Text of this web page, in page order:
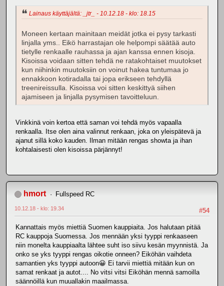
Lainaus käyttäjältä: _jtr_ - 10.12.18 - klo: 18.15
Moneen kertaan mainitaan meidät jotka ei pysy tarkasti
linjalla yms.. Eikö harrastajan ole helpompi säätää auto
tietylle renkaalle rauhassa ja ajan kanssa ennen kisoja.
Kisoissa voidaan sitten tehdä ne ratakohtaiset muutokset
kun niihinkin muutoksiin on voinut hakea tuntumaa jo
ennakkoon kotiradalla tai jopa erikseen tehdyllä
treenireissulla. Kisoissa voi sitten keskittyä siihen
ajamiseen ja linjalla pysymisen tavoitteluun.
Vinkkinä voin kertoa että saman voi tehdä myös vapaalla
renkaalla. Itse olen aina valinnut renkaan, joka on yleispätevä ja
ajanut sillä koko kauden. Ilman mitään rengas showta ja ihan
kohtalaisesti olen kisoissa pärjännyt!
hmort Fullspeed RC
#54
10.12.18 - klo: 19.34
Kannattais myös miettiä Suomen kauppiaita. Jos halutaan pitää
RC kauppoja Suomessa. Jos mennään yksi tyyppi renkaaseen
niin monelta kauppiaalta lähtee suht iso siivu kesän myynnistä. Ja
onko se yks tyyppi rengas oikotie onneen? Eiköhän vaihdeta
samantien yks tyyppi autoon😀 Ei tarvii miettiä mitään kun on
samat renkaat ja autot.... No vitsi vitsi Eiköhän mennä samoilla
säännöillä kun muuallakin maailmassa.